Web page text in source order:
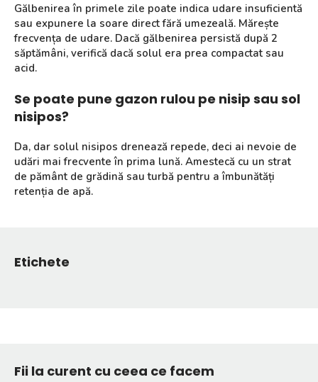
Gălbenirea în primele zile poate indica udare insuficientă
sau expunere la soare direct fără umezeală. Mărește
frecvența de udare. Dacă gălbenirea persistă după 2
săptămâni, verifică dacă solul era prea compactat sau
acid.
Se poate pune gazon rulou pe nisip sau sol
nisipos?
Da, dar solul nisipos drenează repede, deci ai nevoie de
udări mai frecvente în prima lună. Amestecă cu un strat
de pământ de grădină sau turbă pentru a îmbunătăți
retenția de apă.
Etichete
Fii la curent cu ceea ce facem